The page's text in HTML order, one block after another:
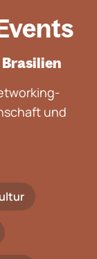
Brasilien
und